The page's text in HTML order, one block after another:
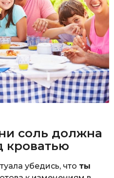
соль должна
кроватью
убедись, что ты